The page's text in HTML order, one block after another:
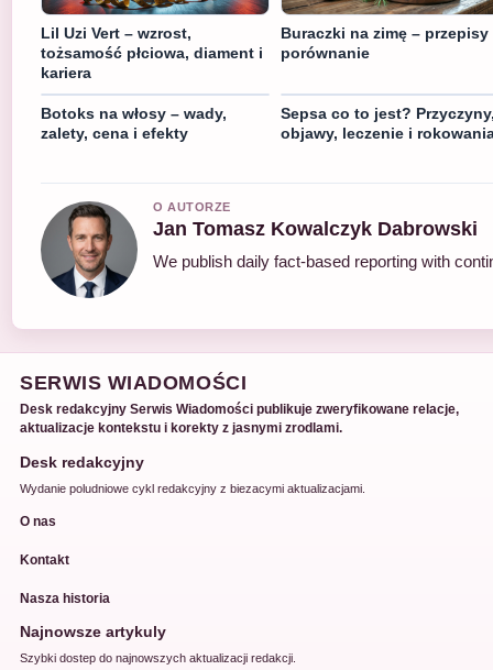
Lil Uzi Vert – wzrost,
tożsamość płciowa, diament i
kariera
Buraczki na zimę – przepisy
porównanie
Botoks na włosy – wady,
zalety, cena i efekty
Sepsa co to jest?
objawy, leczenie i
O AUTORZE
Jan Tomasz Kowalczyk Dabrowski
We publish daily fact-based reporting with
SERWIS WIADOMOŚCI
Desk redakcyjny Serwis Wiadomości publikuje zweryfikowane relacje,
aktualizacje kontekstu i korekty z jasnymi zrodlami.
Desk redakcyjny
Wydanie poludniowe cykl redakcyjny z biezacymi aktualizacjami.
O nas
Kontakt
Nasza historia
Najnowsze artykuly
Szybki dostep do najnowszych aktualizacji redakcji.